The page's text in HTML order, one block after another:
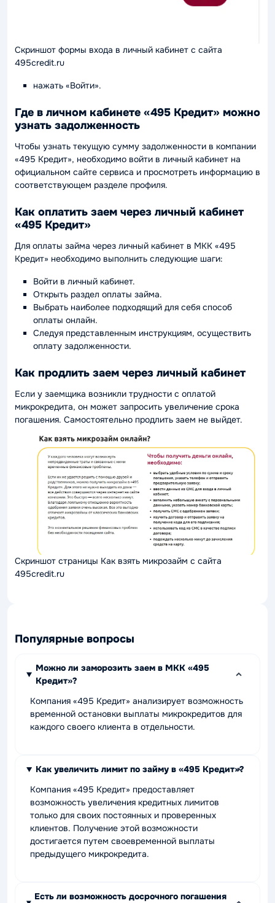
Скриншот формы входа в личный кабинет с сайта
495credit.ru
нажать «Войти».
Где в личном кабинете «495 Кредит» можно
узнать задолженность
Чтобы узнать текущую сумму задолженности в компании
«495 Кредит», необходимо войти в личный кабинет на
официальном сайте сервиса и просмотреть информацию в
соответствующем разделе профиля.
Как оплатить заем через личный кабинет
«495 Кредит»
Для оплаты займа через личный кабинет в МКК «495
Кредит» необходимо выполнить следующие шаги:
Войти в личный кабинет.
Открыть раздел оплаты займа.
Выбрать наиболее подходящий для себя способ
оплаты онлайн.
Следуя представленным инструкциям, осуществить
оплату задолженности.
Как продлить заем через личный кабинет
Если у заемщика возникли трудности с оплатой
микрокредита, он может запросить увеличение срока
погашения. Самостоятельно продлить заем не выйдет.
Скриншот страницы Как взять микрозайм с сайта
495credit.ru
Популярные вопросы
Можно ли заморозить заем в МКК «495
Кредит»?
Компания «495 Кредит» анализирует возможность
временной остановки выплаты микрокредитов для
каждого своего клиента в отдельности.
Как увеличить лимит по займу в «495 Кредит»?
Компания «495 Кредит» предоставляет
возможность увеличения кредитных лимитов
только для своих постоянных и проверенных
клиентов. Получение этой возможности
достигается путем своевременной выплаты
предыдущего микрокредита.
Есть ли возможность досрочного погашения